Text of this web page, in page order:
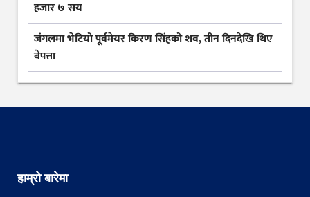
हजार ७ सय
जंगलमा भेटियो पूर्वमेयर किरण सिंहको शव, तीन दिनदेखि थिए
बेपत्ता
हाम्रो बारेमा